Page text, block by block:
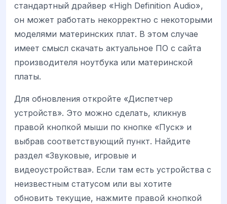
стандартный драйвер «High Definition Audio»,
он может работать некорректно с некоторыми
моделями материнских плат. В этом случае
имеет смысл скачать актуальное ПО с сайта
производителя ноутбука или материнской
платы.
Для обновления откройте «Диспетчер
устройств». Это можно сделать, кликнув
правой кнопкой мыши по кнопке «Пуск» и
выбрав соответствующий пункт. Найдите
раздел «Звуковые, игровые и
видеоустройства». Если там есть устройства с
неизвестным статусом или вы хотите
обновить текущие, нажмите правой кнопкой